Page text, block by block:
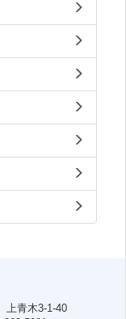
上青木3-1-40